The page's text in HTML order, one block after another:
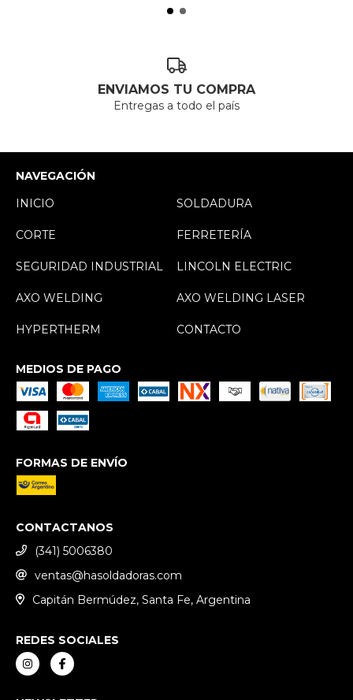
ENVIAMOS TU COMPRA
Entregas a todo el país
NAVEGACIÓN
INICIO
SOLDADURA
CORTE FERRETERÍA
SEGURIDAD INDUSTRIAL LINCOLN ELECTRIC
AXO WELDING AXO WELDING LASER
HYPERTHERM CONTACTO
MEDIOS DE PAGO
FORMAS DE ENVÍO
CONTACTANOS
(341) 5006380
ventas@hasoldadoras.com
Capitán Bermúdez, Santa Fe, Argentina
REDES SOCIALES